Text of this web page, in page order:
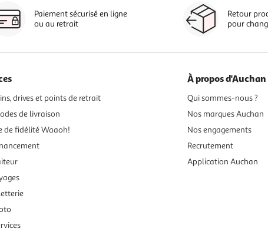
Paiement sécurisé en ligne
ou au retrait
Retour
pour
drives et points de retrait
de livraison
de fidélité Waaoh!
À propos d'Auchan
Qui sommes-nous ?
Nos marques Auchan
Nos engagements
Recrutement
Application Auchan